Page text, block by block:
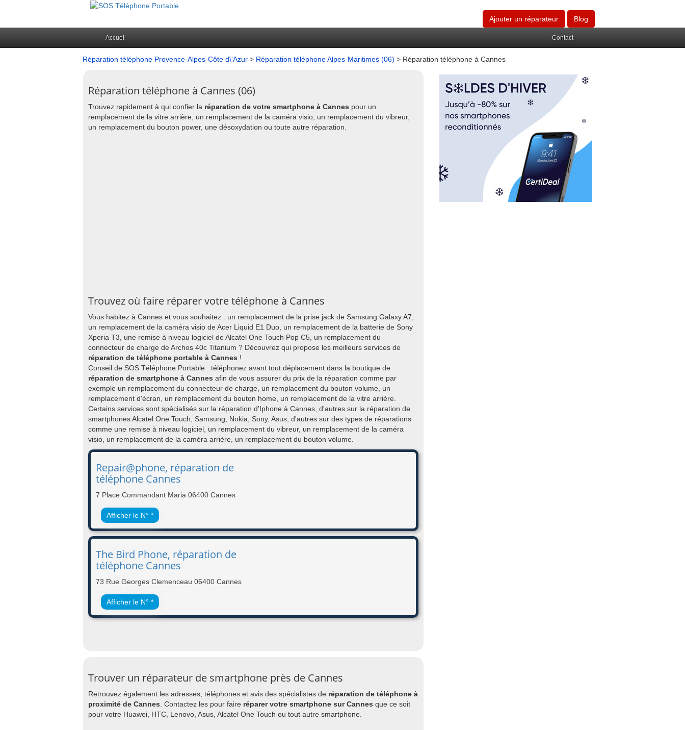
Ajouter un réparateur Blog
Accueil Contact
Réparation téléphone Provence-Alpes-Côte d\'Azur > Réparation téléphone Alpes-Maritimes (06) > Réparation téléphone à Cannes
Réparation téléphone à Cannes (06)
Trouvez rapidement à qui confier la réparation de votre smartphone à Cannes pour un
remplacement de la vitre arrière, un remplacement de la caméra visio, un remplacement du vibreur,
un remplacement du bouton power, une désoxydation ou toute autre réparation.
Trouvez où faire réparer votre téléphone à Cannes
Vous habitez à Cannes et vous souhaitez : un remplacement de la prise jack de Samsung Galaxy A7,
un remplacement de la caméra visio de Acer Liquid E1 Duo, un remplacement de la batterie de Sony
Xperia T3, une remise à niveau logiciel de Alcatel One Touch Pop C5, un remplacement du
connecteur de charge de Archos 40c Titanium ? Découvrez qui propose les meilleurs services de
réparation de téléphone portable à Cannes !
Conseil de SOS Téléphone Portable : téléphonez avant tout déplacement dans la boutique de
réparation de smartphone à Cannes afin de vous assurer du prix de la réparation comme par
exemple un remplacement du connecteur de charge, un remplacement du bouton volume, un
remplacement d'écran, un remplacement du bouton home, un remplacement de la vitre arrière.
Certains services sont spécialisés sur la réparation d'Iphone à Cannes, d'autres sur la réparation de
smartphones Alcatel One Touch, Samsung, Nokia, Sony, Asus, d'autres sur des types de réparations
comme une remise à niveau logiciel, un remplacement du vibreur, un remplacement de la caméra
visio, un remplacement de la caméra arrière, un remplacement du bouton volume.
Repair@phone, réparation de
téléphone Cannes
7 Place Commandant Maria 06400 Cannes
Afficher le N° *
The Bird Phone, réparation de
téléphone Cannes
73 Rue Georges Clemenceau 06400 Cannes
Afficher le N° *
Trouver un réparateur de smartphone près de Cannes
Retrouvez également les adresses, téléphones et avis des spécialistes de réparation de téléphone à
proximité de Cannes . Contactez les pour faire réparer votre smartphone sur Cannes que ce soit
pour votre Huawei, HTC, Lenovo, Asus, Alcatel One Touch ou tout autre smartphone.